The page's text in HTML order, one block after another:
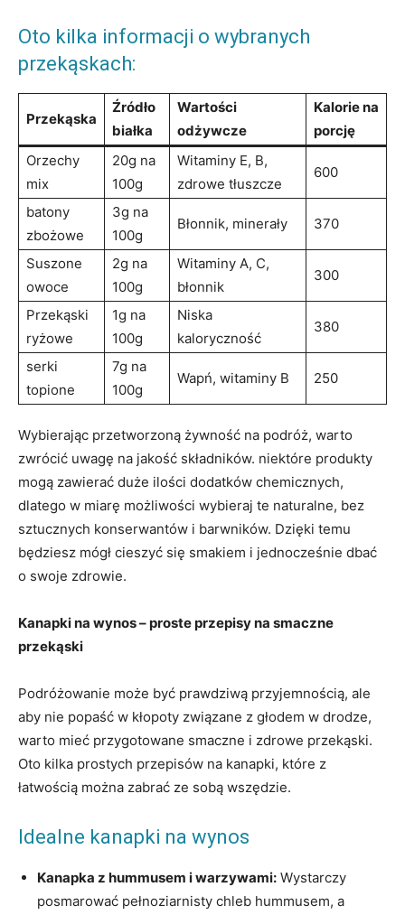
Oto kilka informacji o wybranych ​
przekąskach:
Przekąska
Źródło
białka
Wartości
odżywcze
Kalorie na
porcję
Orzechy
mix
20g ⁣na
100g
Witaminy E, B,
zdrowe tłuszcze
600
batony
zbożowe
3g na
100g
Błonnik, minerały 370
Suszone⁤
owoce
2g na
100g
Witaminy A, C,
błonnik
300
Przekąski
ryżowe
1g na
⁣100g
Niska
kaloryczność
380
serki
topione
7g na
100g
Wapń, witaminy B 250
Wybierając przetworzoną żywność na podróż, warto
⁤zwrócić uwagę na jakość składników. niektóre produkty
mogą zawierać duże ilości dodatków chemicznych,
dlatego w miarę możliwości wybieraj te naturalne, bez⁣
sztucznych konserwantów i ​barwników. Dzięki temu
będziesz ⁤mógł cieszyć się smakiem i jednocześnie dbać
o swoje zdrowie.
Kanapki na wynos – proste przepisy na smaczne
przekąski
Podróżowanie⁢ może być prawdziwą⁤ przyjemnością, ale⁤
aby nie popaść w kłopoty związane z głodem w drodze,
warto mieć przygotowane smaczne i zdrowe przekąski.
Oto kilka⁣ prostych przepisów na⁢ kanapki, które z
łatwością można⁣ zabrać ze sobą wszędzie.
Idealne kanapki na wynos
Kanapka z hummusem⁣ i warzywami: Wystarczy
posmarować pełnoziarnisty chleb hummusem, a